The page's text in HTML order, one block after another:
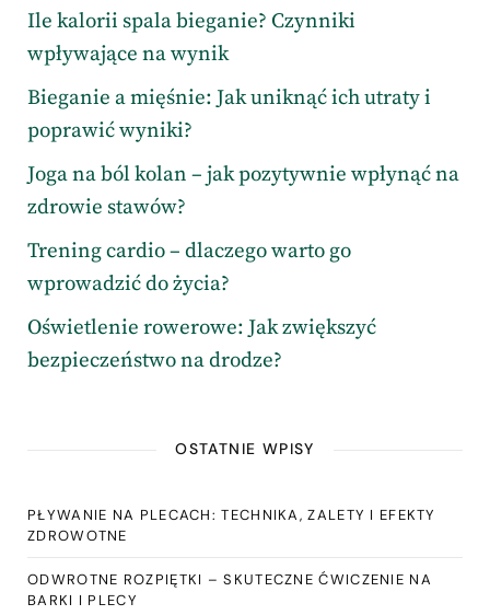
Ile kalorii spala bieganie? Czynniki
wpływające na wynik
Bieganie a mięśnie: Jak uniknąć ich utraty i
poprawić wyniki?
Joga na ból kolan – jak pozytywnie wpłynąć na
zdrowie stawów?
Trening cardio – dlaczego warto go
wprowadzić do życia?
Oświetlenie rowerowe: Jak zwiększyć
bezpieczeństwo na drodze?
OSTATNIE WPISY
PŁYWANIE NA PLECACH: TECHNIKA, ZALETY I EFEKTY
ZDROWOTNE
ODWROTNE ROZPIĘTKI – SKUTECZNE ĆWICZENIE NA
BARKI I PLECY